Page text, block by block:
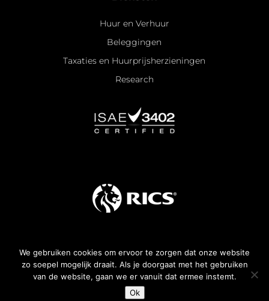
Huur en Verhuur
Beleggingen
Taxaties en Huurprijsherzieningen
Research
Algemene voorwaarden
All rights reserved —2026
We gebruiken cookies om ervoor te zorgen dat onze website
zo soepel mogelijk draait. Als je doorgaat met het gebruiken
van de website, gaan we er vanuit dat ermee instemt.
Ok